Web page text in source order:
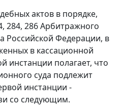
актов в порядке,
284, 286 Арбитражного
Российской Федерации, в
в кассационной
инстанции полагает, что
суда подлежит
инстанции -
со следующим.